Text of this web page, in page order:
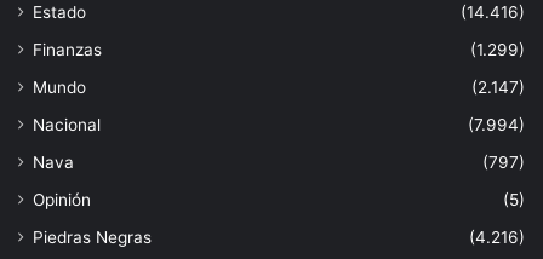
Estado
(14.416)
Finanzas
(1.299)
Mundo
(2.147)
Nacional
(7.994)
Nava
(797)
Opinión
(5)
Piedras Negras
(4.216)